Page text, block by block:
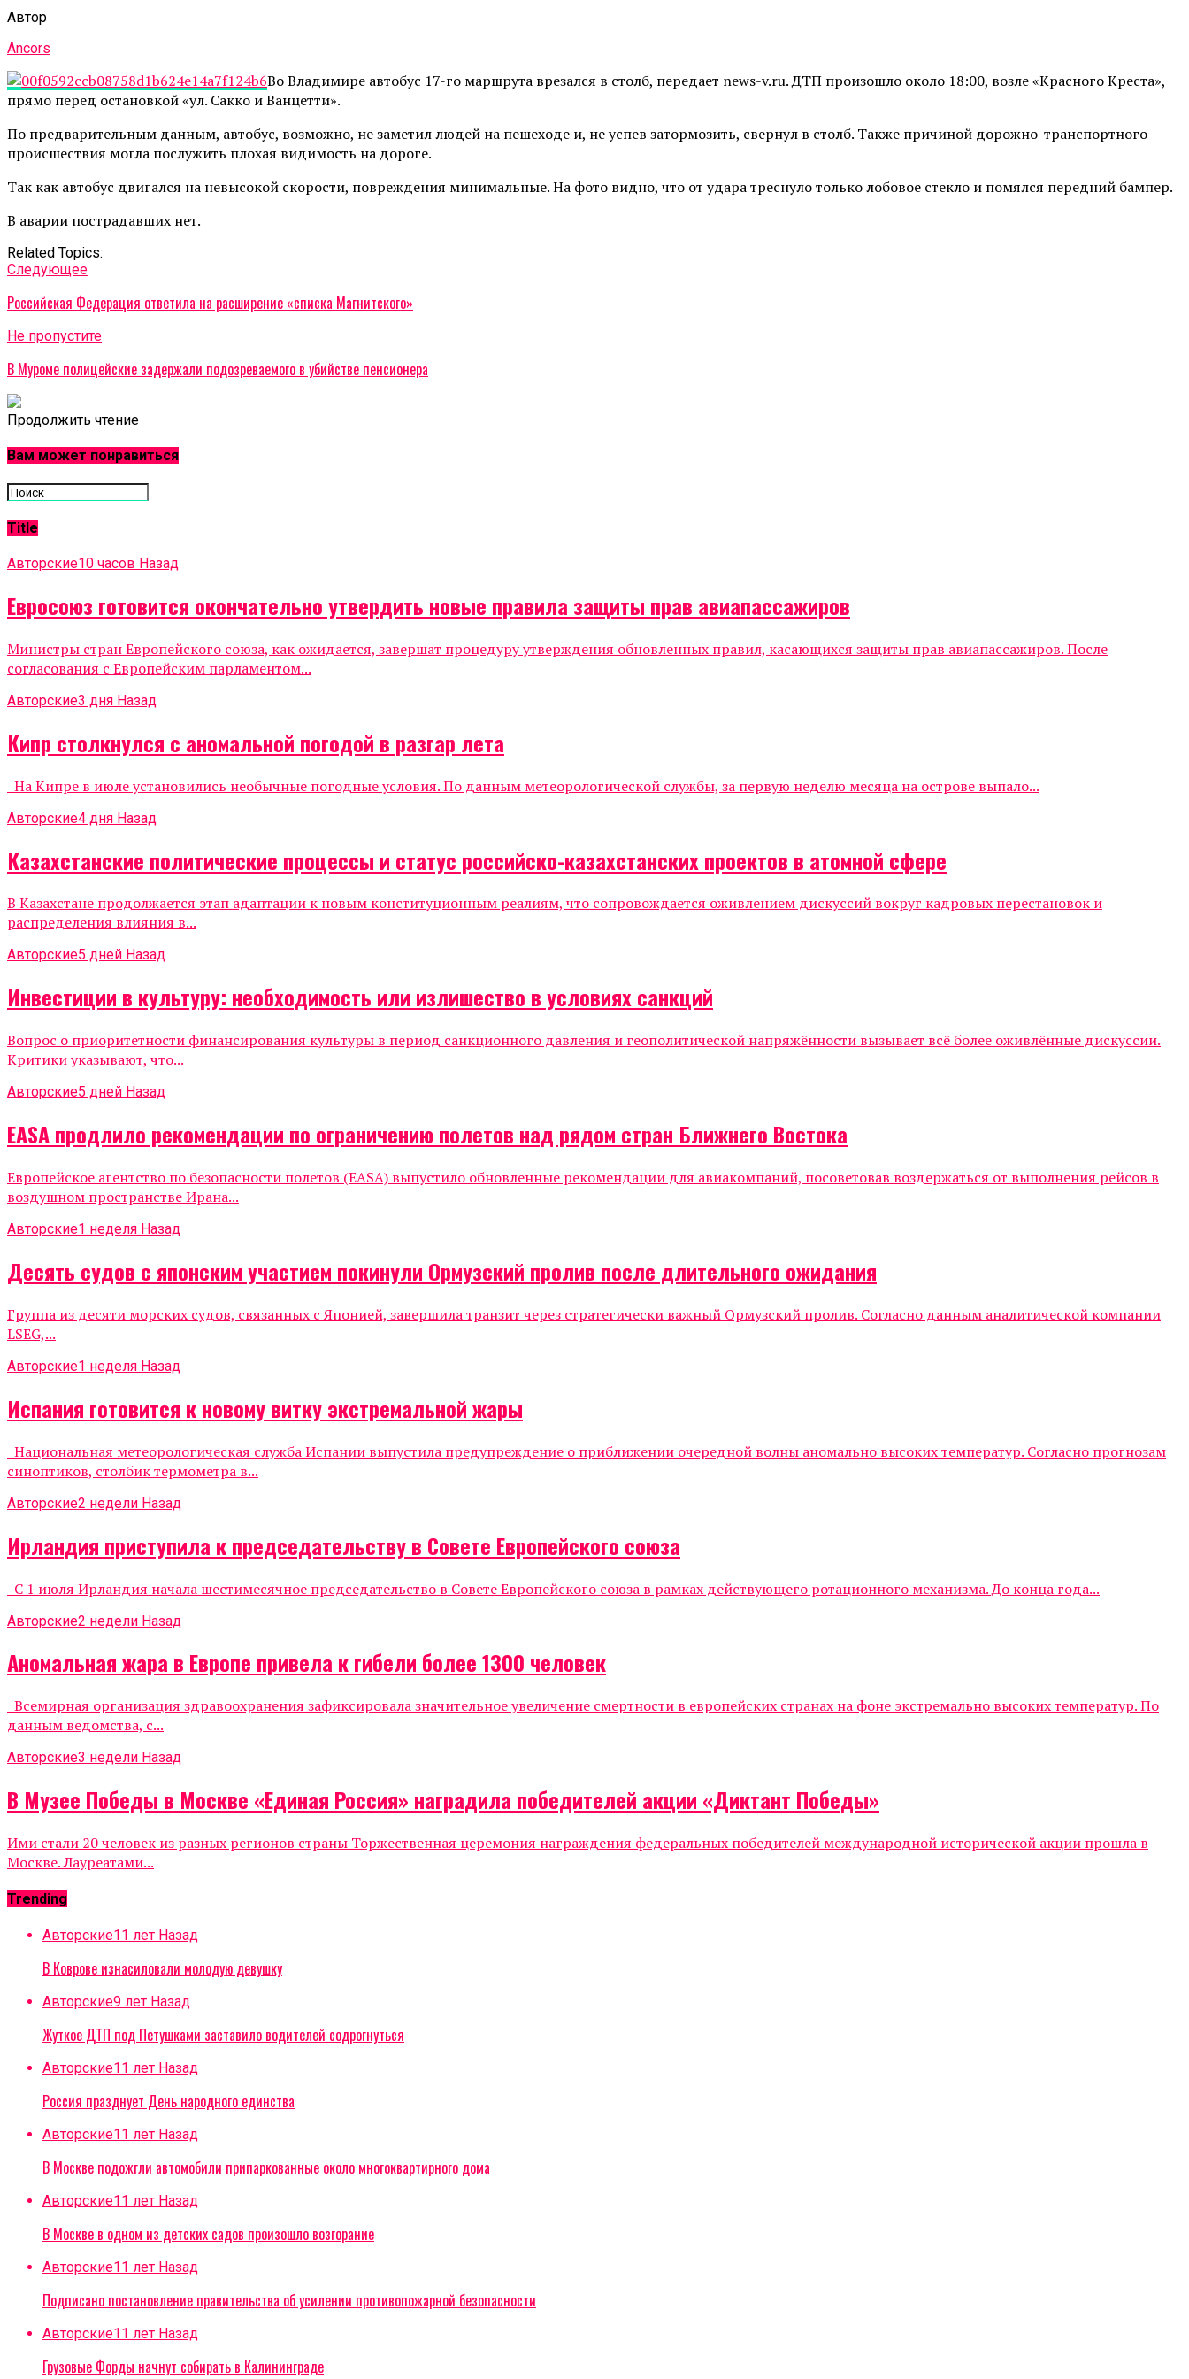
Автор
Ancors
Во Владимире автобус 17-го маршрута врезался в столб, передает news-v.ru. ДТП произошло около 18:00, возле «Красного Креста»,
прямо перед остановкой «ул. Сакко и Ванцетти».
По предварительным данным, автобус, возможно, не заметил людей на пешеходе и, не успев затормозить, свернул в столб. Также причиной дорожно-транспортного
происшествия могла послужить плохая видимость на дороге.
Так как автобус двигался на невысокой скорости, повреждения минимальные. На фото видно, что от удара треснуло только лобовое стекло и помялся передний бампер.
В аварии пострадавших нет.
Related Topics:
Cледующее
Российская Федерация ответила на расширение «списка Магнитского»
Не пропустите
В Муроме полицейские задержали подозреваемого в убийстве пенсионера
Продолжить чтение
Вам может понравиться
Title
Авторские10 часов Назад
Евросоюз готовится окончательно утвердить новые правила защиты прав авиапассажиров
Министры стран Европейского союза, как ожидается, завершат процедуру утверждения обновленных правил, касающихся защиты прав авиапассажиров. После
согласования с Европейским парламентом...
Авторские3 дня Назад
Кипр столкнулся с аномальной погодой в разгар лета
На Кипре в июле установились необычные погодные условия. По данным метеорологической службы, за первую неделю месяца на острове выпало...
Авторские4 дня Назад
Казахстанские политические процессы и статус российско-казахстанских проектов в атомной сфере
В Казахстане продолжается этап адаптации к новым конституционным реалиям, что сопровождается оживлением дискуссий вокруг кадровых перестановок и
распределения влияния в...
Авторские5 дней Назад
Инвестиции в культуру: необходимость или излишество в условиях санкций
Вопрос о приоритетности финансирования культуры в период санкционного давления и геополитической напряжённости вызывает всё более оживлённые дискуссии.
Критики указывают, что...
Авторские5 дней Назад
EASA продлило рекомендации по ограничению полетов над рядом стран Ближнего Востока
Европейское агентство по безопасности полетов (EASA) выпустило обновленные рекомендации для авиакомпаний, посоветовав воздержаться от выполнения рейсов в
воздушном пространстве Ирана...
Авторские1 неделя Назад
Десять судов с японским участием покинули Ормузский пролив после длительного ожидания
Группа из десяти морских судов, связанных с Японией, завершила транзит через стратегически важный Ормузский пролив. Согласно данным аналитической компании
LSEG,...
Авторские1 неделя Назад
Испания готовится к новому витку экстремальной жары
Национальная метеорологическая служба Испании выпустила предупреждение о приближении очередной волны аномально высоких температур. Согласно прогнозам
синоптиков, столбик термометра в...
Авторские2 недели Назад
Ирландия приступила к председательству в Совете Европейского союза
С 1 июля Ирландия начала шестимесячное председательство в Совете Европейского союза в рамках действующего ротационного механизма. До конца года...
Авторские2 недели Назад
Аномальная жара в Европе привела к гибели более 1300 человек
Всемирная организация здравоохранения зафиксировала значительное увеличение смертности в европейских странах на фоне экстремально высоких температур. По
данным ведомства, с...
Авторские3 недели Назад
В Музее Победы в Москве «Единая Россия» наградила победителей акции «Диктант Победы»
Ими стали 20 человек из разных регионов страны Торжественная церемония награждения федеральных победителей международной исторической акции прошла в
Москве. Лауреатами...
Trending
Авторские11 лет Назад
В Коврове изнасиловали молодую девушку
Авторские9 лет Назад
Жуткое ДТП под Петушками заставило водителей содрогнуться
Авторские11 лет Назад
Россия празднует День народного единства
Авторские11 лет Назад
В Москве подожгли автомобили припаркованные около многоквартирного дома
Авторские11 лет Назад
В Москве в одном из детских садов произошло возгорание
Авторские11 лет Назад
Подписано постановление правительства об усилении противопожарной безопасности
Авторские11 лет Назад
Грузовые Форды начнут собирать в Калининграде